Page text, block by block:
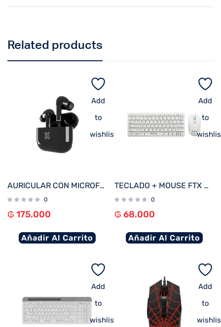
Related products
Add
to
wishlist
AURICULAR CON MICROFONO KLIP KTE-050BK TUNEFIBUDS TOUCH/TWS/BT/WIRELESS NEGRO
0
₲ 175.000
Añadir Al Carrito
Add
to
TECLADO + MOUSE FTX WIRELESS FTXGK03 ESP/BLANCO
0
₲ 68.000
Añadir Al Carrito
Add
to
wishlist
Add
to